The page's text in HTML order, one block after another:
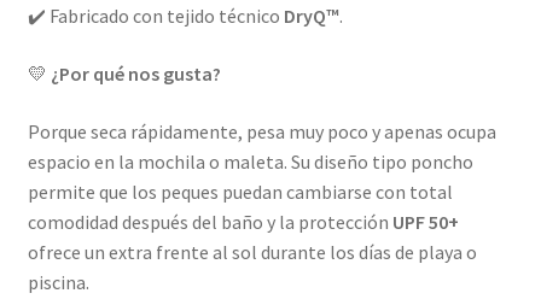
✔️ Fabricado con tejido técnico DryQ™.
💛 ¿Por qué nos gusta?
Porque seca rápidamente, pesa muy poco y apenas ocupa
espacio en la mochila o maleta. Su diseño tipo poncho
permite que los peques puedan cambiarse con total
comodidad después del baño y la protección UPF 50+
ofrece un extra frente al sol durante los días de playa o
piscina.